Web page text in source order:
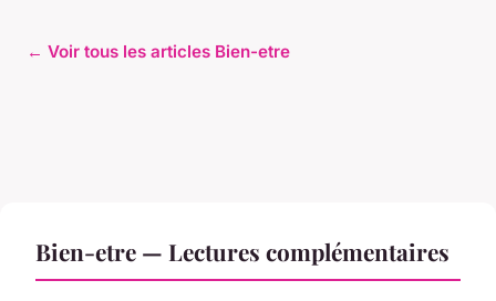
← Voir tous les articles Bien-etre
Bien-etre — Lectures complémentaires